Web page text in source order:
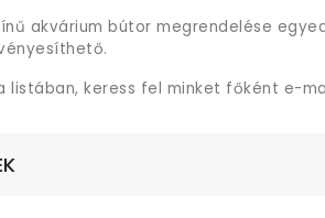
akvárium bútor megrendelése
listában, keress fel minket főként e-